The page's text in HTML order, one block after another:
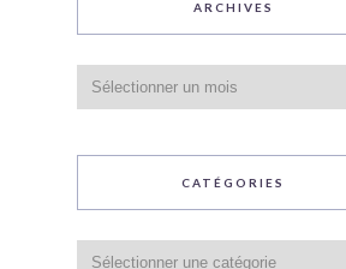
ARCHIVES
CATÉGORIES